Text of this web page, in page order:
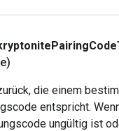
PairingCode
die einem
entspricht.
ungültig ist